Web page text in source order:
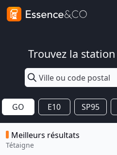
Trouvez la
GO E10 SP95
Meilleurs résultats
Tétaigne